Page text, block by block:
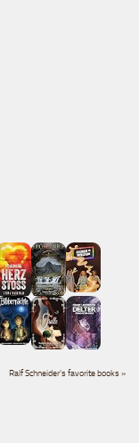
Ralf Schneider's favorite books »